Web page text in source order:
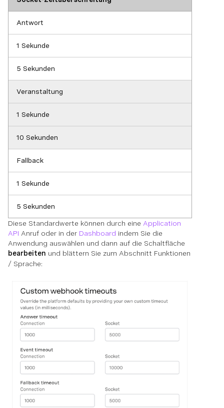
Antwort
1 Sekunde
5 Sekunden
Veranstaltung
1 Sekunde
10 Sekunden
Fallback
1 Sekunde
5 Sekunden
Diese Standardwerte können durch eine Application
API Anruf oder in der Dashboard indem Sie die
Anwendung auswählen und dann auf die Schaltfläche
bearbeiten und blättern Sie zum Abschnitt Funktionen
/ Sprache: